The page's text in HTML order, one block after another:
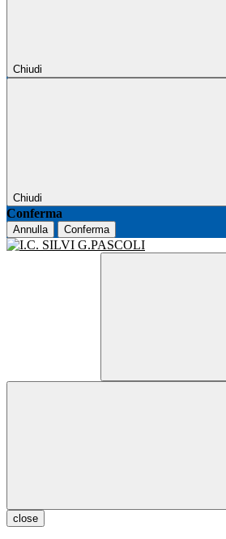
Chiudi
Chiudi
Conferma
Annulla Conferma
close